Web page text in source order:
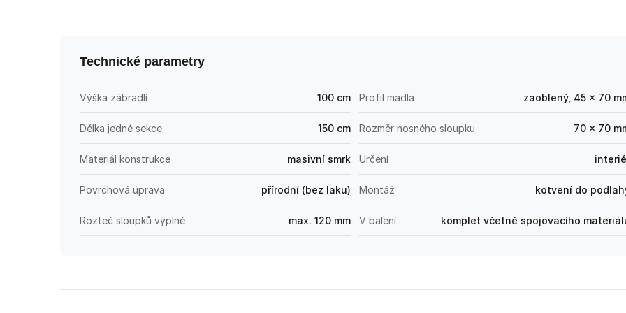
Technické parametry
Výška zábradlí 100 cm
Délka jedné sekce 150 cm
Materiál konstrukce masivní smrk
Povrchová úprava přírodní (bez laku)
Rozteč sloupků výplně max. 120 mm
Profil madla zaoblený, 45 × 70
Rozměr nosného sloupku 70 × 70
Určení
Montáž kotvení do
V balení komplet včetně spojovacího